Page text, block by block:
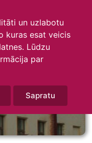
un uzlabotu
kuras esat veicis
Lūdzu
par
Sapratu